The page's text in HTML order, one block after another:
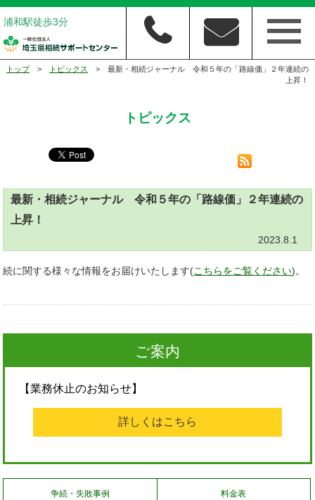
浦和駅徒歩3分
トップ> トピックス
> 最新・相続ジャーナル 令和５年の「路線価」２年連続の
上昇！
トピックス
最新・相続ジャーナル 令和５年の「路線価」２年連続の
上昇！
2023.8.1
続に関する様々な情報をお届けいたします(こちらをご覧ください)。
ご案内
【業務休止のお知らせ】
詳しくはこちら
争続・失敗事例 料金表